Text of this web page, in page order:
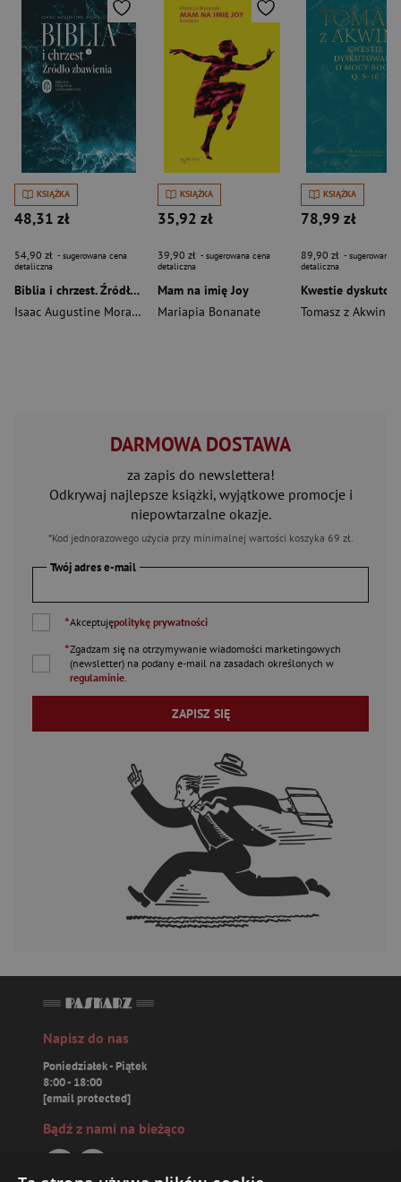
KSIĄŻKA
48,31 zł
54,90 zł - sugerowana cena
detaliczna
Biblia i chrzest. Źródło zbawienia
Isaac Augustine Morales
KSIĄŻKA
35,92 zł
39,90 zł - sugerowana cena
detaliczna
Mam na imię Joy
Mariapia Bonanate
KSIĄŻKA
78,99 zł
89,90 zł - sugerowana
detaliczna
Tomasz z Akwinu
DARMOWA DOSTAWA
za zapis do newslettera!
Odkrywaj najlepsze książki, wyjątkowe promocje i
niepowtarzalne okazje.
*Kod jednorazowego użycia przy minimalnej wartości koszyka 69 zł.
Twój adres e-mail
*Akceptujępolitykę prywatności
*Zgadzam się na otrzymywanie wiadomości marketingowych
(newsletter) na podany e-mail na zasadach określonych w
regulaminie
ZAPISZ SIĘ
Napisz do nas
Poniedziałek - Piątek
8:00 - 18:00
[email protected]
Bądź z nami na bieżąco